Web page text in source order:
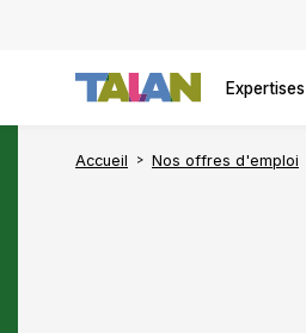
expertises
Accueil Nos offres d'emploi